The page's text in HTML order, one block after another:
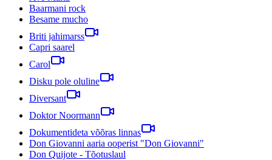
Baarmani rock
Besame mucho
Briti jahimarss
Capri saarel
Carol
Disku pole oluline
Diversant
Doktor Noormann
Dokumentideta võõras linnas
Don Giovanni aaria ooperist "Don Giovanni"
Don Quijote - Tõotuslaul